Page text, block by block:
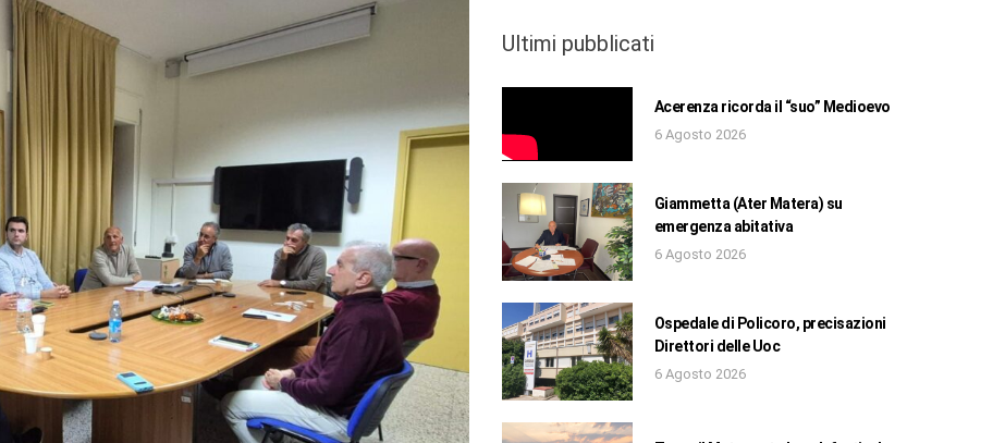
Ultimi pubblicati
Acerenza ricorda il “suo” Medioevo
6 Agosto 2026
Giammetta (Ater Matera) su
emergenza abitativa
6 Agosto 2026
Ospedale di Policoro, precisazioni
Direttori delle Uoc
6 Agosto 2026